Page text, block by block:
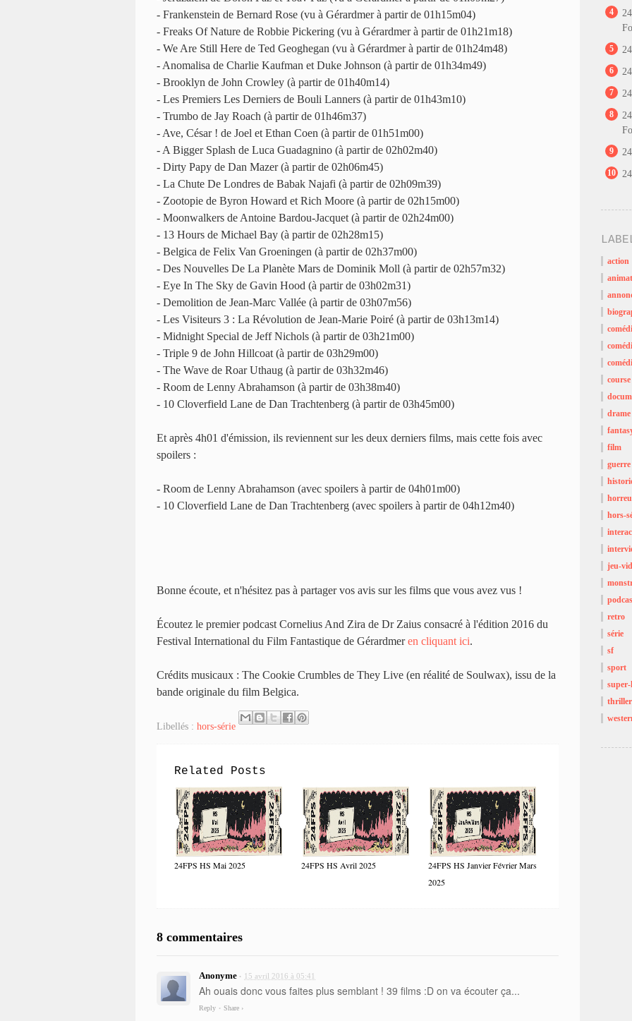
- Frankenstein de Bernard Rose (vu à Gérardmer à partir de 01h15m04)
- Freaks Of Nature de Robbie Pickering (vu à Gérardmer à partir de 01h21m18)
- We Are Still Here de Ted Geoghegan (vu à Gérardmer à partir de 01h24m48)
- Anomalisa de Charlie Kaufman et Duke Johnson (à partir de 01h34m49)
- Brooklyn de John Crowley (à partir de 01h40m14)
- Les Premiers Les Derniers de Bouli Lanners (à partir de 01h43m10)
- Trumbo de Jay Roach (à partir de 01h46m37)
- Ave, César ! de Joel et Ethan Coen (à partir de 01h51m00)
- A Bigger Splash de Luca Guadagnino (à partir de 02h02m40)
- Dirty Papy de Dan Mazer (à partir de 02h06m45)
- La Chute De Londres de Babak Najafi (à partir de 02h09m39)
- Zootopie de Byron Howard et Rich Moore (à partir de 02h15m00)
- Moonwalkers de Antoine Bardou-Jacquet (à partir de 02h24m00)
- 13 Hours de Michael Bay (à partir de 02h28m15)
- Belgica de Felix Van Groeningen (à partir de 02h37m00)
- Des Nouvelles De La Planète Mars de Dominik Moll (à partir de 02h57m32)
- Eye In The Sky de Gavin Hood (à partir de 03h02m31)
- Demolition de Jean-Marc Vallée (à partir de 03h07m56)
- Les Visiteurs 3 : La Révolution de Jean-Marie Poiré (à partir de 03h13m14)
- Midnight Special de Jeff Nichols (à partir de 03h21m00)
- Triple 9 de John Hillcoat (à partir de 03h29m00)
- The Wave de Roar Uthaug (à partir de 03h32m46)
- Room de Lenny Abrahamson (à partir de 03h38m40)
- 10 Cloverfield Lane de Dan Trachtenberg (à partir de 03h45m00)
Et après 4h01 d'émission, ils reviennent sur les deux derniers films, mais cette fois avec
spoilers :
- Room de Lenny Abrahamson (avec spoilers à partir de 04h01m00)
- 10 Cloverfield Lane de Dan Trachtenberg (avec spoilers à partir de 04h12m40)
Bonne écoute, et n'hésitez pas à partager vos avis sur les films que vous avez vus !
Écoutez le premier podcast Cornelius And Zira de Dr Zaius consacré à l'édition 2016 du
Festival International du Film Fantastique de Gérardmeren cliquant ici.
Crédits musicaux : The Cookie Crumbles de They Live (en réalité de Soulwax), issu de la
bande originale du film Belgica.
Libellés : hors-série
Related Posts
24FPS HS Mai 2025 24FPS HS Avril 2025
24FPS HS Janvier Février Mars
2025
8 commentaires
Anonyme • 15 avril 2016 à 05:41
Ah ouais donc vous faites plus semblant ! 39 films :D on va écouter ça...
Reply • Share ›
4
5
6
7
8
9
10
action
course
drame
film
guerre
hors-
jeu-
retro
série
sf
sport
super-
thriller